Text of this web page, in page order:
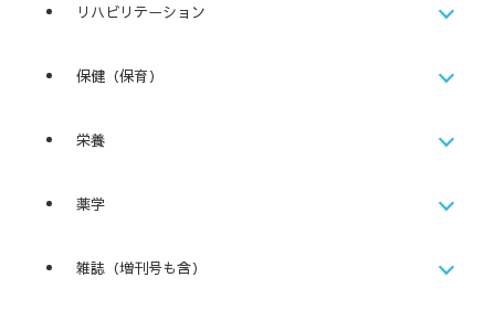
リハビリテーション
保健（保育）
栄養
薬学
雑誌（増刊号も含）